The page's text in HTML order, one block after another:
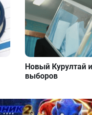
Новый Курултай
выборов